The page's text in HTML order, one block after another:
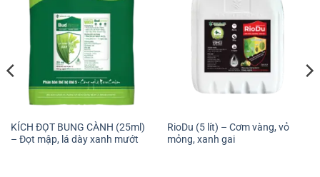
KÍCH ĐỌT BUNG CÀNH (25ml)
– Đọt mập, lá dày xanh mướt
RioDu (5 lít) – Cơm vàng, vỏ
mỏng, xanh gai